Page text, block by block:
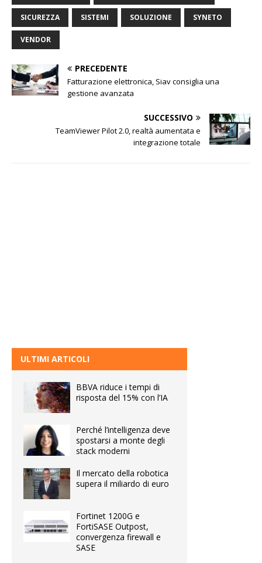
SICUREZZA SISTEMI SOLUZIONE SYNETO
VENDOR
PRECEDENTE
Fatturazione elettronica, Siav consiglia una
gestione avanzata
SUCCESSIVO
TeamViewer Pilot 2.0, realtà aumentata e
integrazione totale
ULTIMI ARTICOLI
BBVA riduce i tempi di
risposta del 15% con l’IA
Perché l’intelligenza deve
spostarsi a monte degli
stack moderni
Il mercato della robotica
supera il miliardo di euro
Fortinet 1200G e
FortiSASE Outpost,
convergenza firewall e
SASE